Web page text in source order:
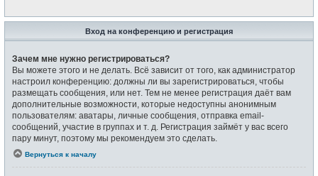
Вход на конференцию и регистрация
Зачем мне нужно регистрироваться?
Вы можете этого и не делать. Всё зависит от того, как администратор
настроил конференцию: должны ли вы зарегистрироваться, чтобы
размещать сообщения, или нет. Тем не менее регистрация даёт вам
дополнительные возможности, которые недоступны анонимным
пользователям: аватары, личные сообщения, отправка email-
сообщений, участие в группах и т. д. Регистрация займёт у вас всего
пару минут, поэтому мы рекомендуем это сделать.
Вернуться к началу